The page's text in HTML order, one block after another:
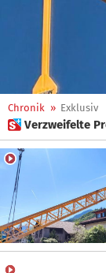
Chronik » Exklusiv
 Verzweifelte